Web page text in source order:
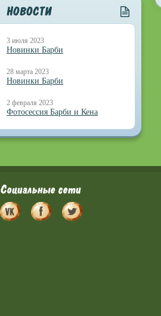
НОВОСТИ
3 июля 2023
Новинки Барби
28 марта 2023
Новинки Барби
2 февраля 2023
Фотосессия Барби и Кена
Социальные сети